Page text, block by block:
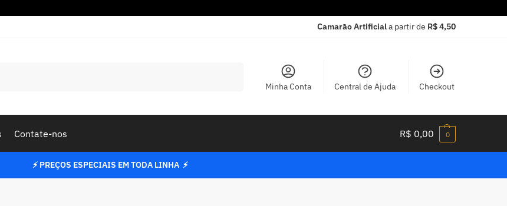
Camarão Artificiala partir de R$ 4,50
Minha Conta Central de Ajuda Checkout
Contate-nos R$ 0,00 0
⚡ PREÇOS ESPECIAIS EM TODA LINHA ⚡